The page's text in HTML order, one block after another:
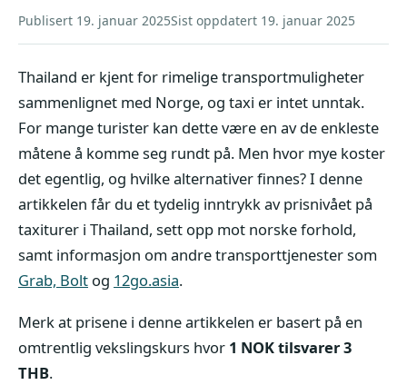
Publisert 19. januar 2025Sist oppdatert 19. januar 2025
Thailand er kjent for rimelige transportmuligheter
sammenlignet med Norge, og taxi er intet unntak.
For mange turister kan dette være en av de enkleste
måtene å komme seg rundt på. Men hvor mye koster
det egentlig, og hvilke alternativer finnes? I denne
artikkelen får du et tydelig inntrykk av prisnivået på
taxiturer i Thailand, sett opp mot norske forhold,
samt informasjon om andre transporttjenester som
Grab, Bolt og 12go.asia.
Merk at prisene i denne artikkelen er basert på en
omtrentlig vekslingskurs hvor 1 NOK tilsvarer 3
THB.